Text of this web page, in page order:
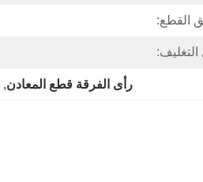
القطع:
رأى الفرقة قطع المعادن,